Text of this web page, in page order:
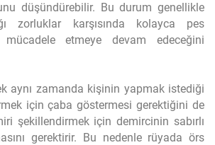
düşündürebilir. Bu durum genellikle
zorluklar karşısında kolayca pes
etmeye devam edeceğini
aynı zamanda kişinin yapmak istediği
için çaba göstermesi gerektiğini de
şekillendirmek için demircinin sabırlı
gerektirir. Bu nedenle rüyada örs